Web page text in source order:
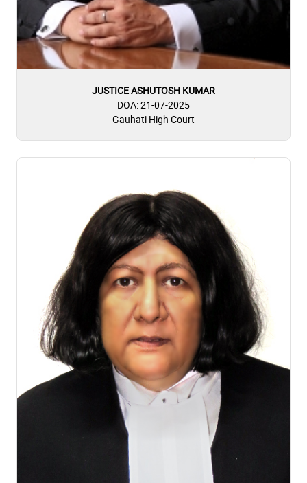
JUSTICE ASHUTOSH KUMAR
DOA: 21-07-2025
Gauhati High Court